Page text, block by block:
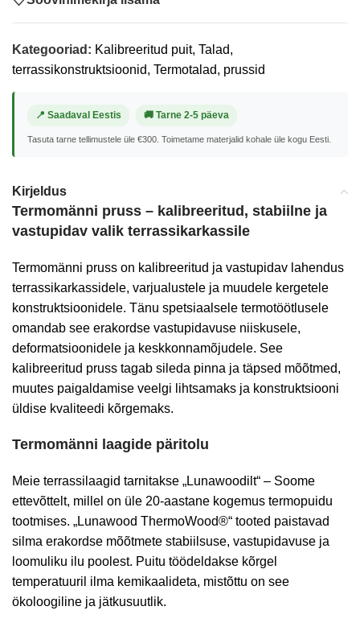
Kategooriad: Kalibreeritud puit, Talad,
terrassikonstruktsioonid, Termotalad, prussid
📍 Saadaval Eestis 🚚 Tarne 2-5 päeva
Tasuta tarne tellimustele üle €300. Toimetame materjalid kohale üle kogu Eesti.
Kirjeldus
Termomänni pruss – kalibreeritud, stabiilne ja
vastupidav valik terrassikarkassile
Termomänni pruss on kalibreeritud ja vastupidav lahendus
terrassikarkassidele, varjualustele ja muudele kergetele
konstruktsioonidele. Tänu spetsiaalsele termotöötlusele
omandab see erakordse vastupidavuse niiskusele,
deformatsioonidele ja keskkonnamõjudele. See
kalibreeritud pruss tagab sileda pinna ja täpsed mõõtmed,
muutes paigaldamise veelgi lihtsamaks ja konstruktsiooni
üldise kvaliteedi kõrgemaks.
Termomänni laagide päritolu
Meie terrassilaagid tarnitakse „Lunawoodilt“ – Soome
ettevõttelt, millel on üle 20-aastane kogemus termopuidu
tootmises. „Lunawood ThermoWood®“ tooted paistavad
silma erakordse mõõtmete stabiilsuse, vastupidavuse ja
loomuliku ilu poolest. Puitu töödeldakse kõrgel
temperatuuril ilma kemikaalideta, mistõttu on see
ökoloogiline ja jätkusuutlik.